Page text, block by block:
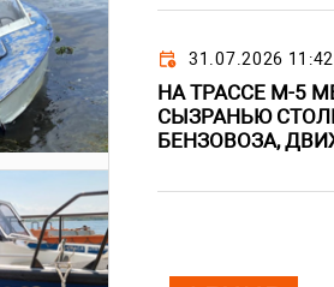
31.07.2026 11:42
НА ТРАССЕ М-5
СЫЗРАНЬЮ
БЕНЗОВОЗА,